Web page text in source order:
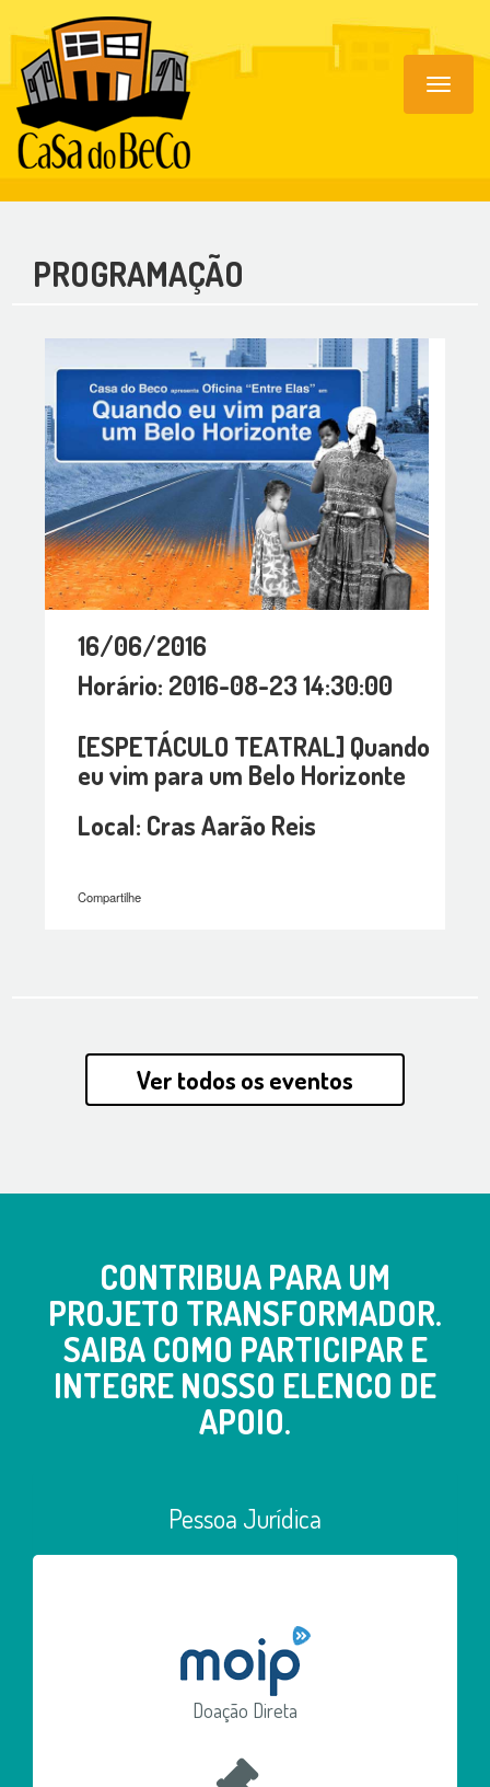
Toggle
PROGRAMAÇÃO
16/06/2016
Horário: 2016-08-23 14:30:00
[ESPETÁCULO TEATRAL] Quando
eu vim para um Belo Horizonte
Local: Cras Aarão Reis
Compartilhe
Ver todos os eventos
CONTRIBUA PARA UM
PROJETO TRANSFORMADOR.
SAIBA COMO PARTICIPAR E
INTEGRE NOSSO ELENCO DE
APOIO.
Pessoa Jurídica
Doação Direta